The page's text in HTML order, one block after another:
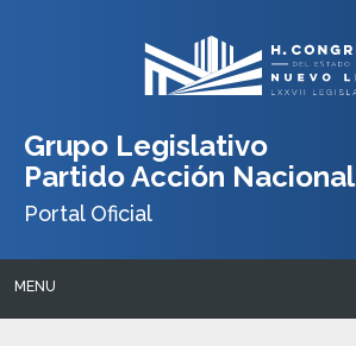
Grupo Legislativo
Partido Acción Nacional
Portal Oficial
MENU